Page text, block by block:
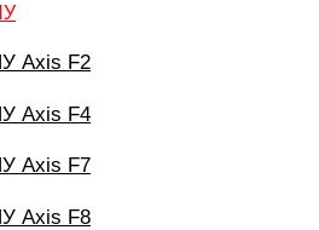
Axis F2
Axis F4
Axis F7
Axis F8